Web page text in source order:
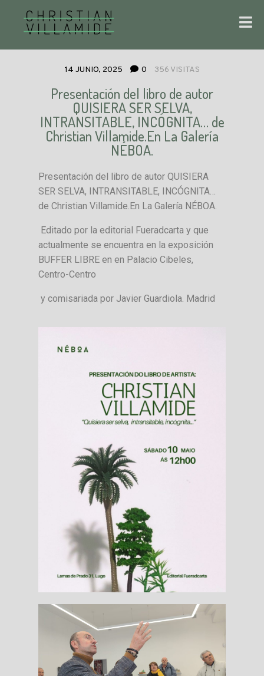
14 JUNIO, 2025 0 356 VISITAS
Presentación del libro de autor
QUISIERA SER SELVA,
INTRANSITABLE, INCÓGNITA… de
Christian Villamide.En La Galería
NÉBOA.
Presentación del libro de autor QUISIERA
SER SELVA, INTRANSITABLE, INCÓGNITA…
de Christian Villamide.En La Galería NÉBOA.
Editado por la editorial Fueradcarta y que
actualmente se encuentra en la exposición
BUFFER LIBRE en en Palacio Cibeles,
Centro-Centro
y comisariada por Javier Guardiola. Madrid